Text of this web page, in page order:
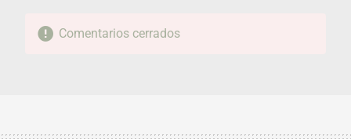
Comentarios cerrados